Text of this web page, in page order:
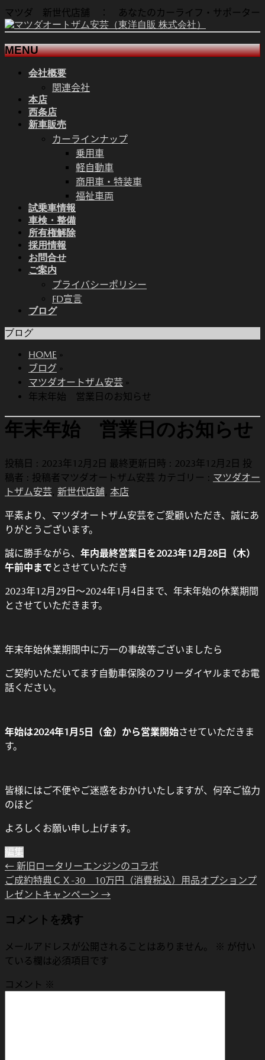
マツダ 新世代店舗 ： あなたのカーライフ・サポーター
MENU
会社概要
関連会社
本店
西条店
新車販売
カーラインナップ
乗用車
軽自動車
商用車・特装車
福祉車両
試乗車情報
車検・整備
所有権解除
採用情報
お問合せ
ご案内
プライバシーポリシー
FD宣言
ブログ
ブログ
HOME »
ブログ »
マツダオートザム安芸 »
年末年始 営業日のお知らせ
年末年始 営業日のお知らせ
投稿日 : 2023年12月2日 最終更新日時 : 2023年12月2日 投
稿者 : 投稿者マツダオートザム安芸 カテゴリー : マツダオー
トザム安芸, 新世代店舗, 本店
平素より、マツダオートザム安芸をご愛顧いただき、誠にあ
りがとうございます。
誠に勝手ながら、 年内最終営業日を2023年12月28日（木）
午前中まで とさせていただき
2023年12月29日～2024年1月4日まで、年末年始の休業期間
とさせていただきます。
年末年始休業期間中に万一の事故等ございましたら
ご契約いただいてます自動車保険のフリーダイヤルまでお電
話ください。
年始は2024年1月5日（金）から営業開始させていただきま
す。
皆様にはご不便やご迷惑をおかけいたしますが、何卒ご協力
のほど
よろしくお願い申し上げます。
編集
← 新旧ロータリーエンジンのコラボ
ご成約特典ＣＸ-30 10万円（消費税込）用品オプションプ
レゼントキャンペーン →
コメントを残す
メールアドレスが公開されることはありません。 ※ が付い
ている欄は必須項目です
コメント ※